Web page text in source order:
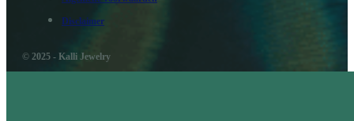
Disclaimer
© 2025 - Kalli Jewelry